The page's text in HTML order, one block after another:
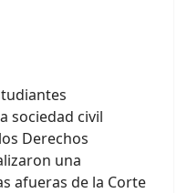
sociedad civil
Derechos
una
afueras de la Corte